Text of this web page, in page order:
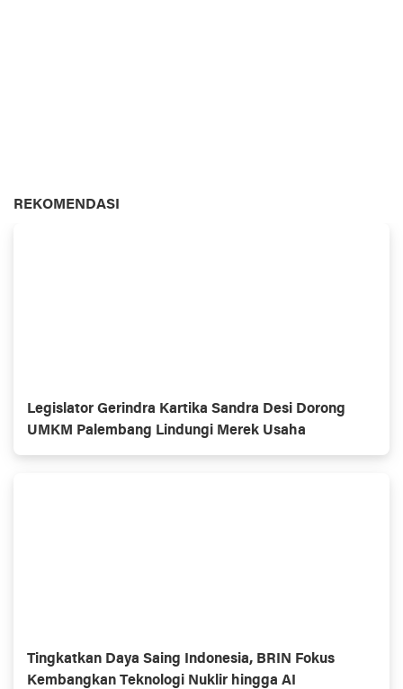
REKOMENDASI
Legislator Gerindra Kartika Sandra Desi Dorong
UMKM Palembang Lindungi Merek Usaha
Tingkatkan Daya Saing Indonesia, BRIN Fokus
Kembangkan Teknologi Nuklir hingga AI